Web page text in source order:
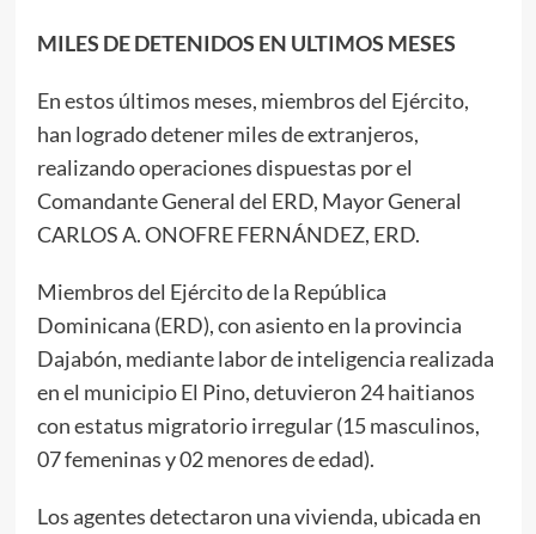
MILES DE DETENIDOS EN ULTIMOS MESES
En estos últimos meses, miembros del Ejército,
han logrado detener miles de extranjeros,
realizando operaciones dispuestas por el
Comandante General del ERD, Mayor General
CARLOS A. ONOFRE FERNÁNDEZ, ERD.
Miembros del Ejército de la República
Dominicana (ERD), con asiento en la provincia
Dajabón, mediante labor de inteligencia realizada
en el municipio El Pino, detuvieron 24 haitianos
con estatus migratorio irregular (15 masculinos,
07 femeninas y 02 menores de edad).
Los agentes detectaron una vivienda, ubicada en